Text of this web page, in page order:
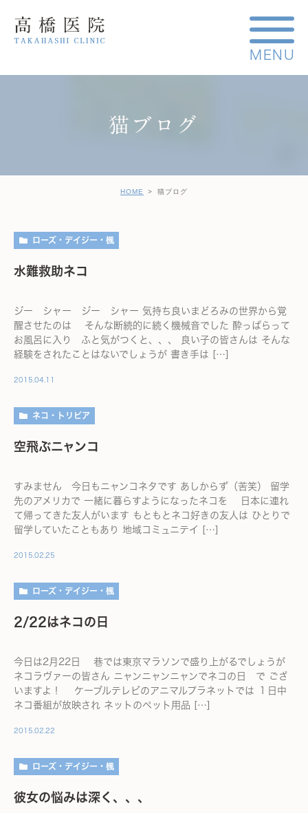
猫ブログ
HOME 猫ブログ
ローズ・デイジー・楓
水難救助ネコ
ジー シャー ジー シャー 気持ち良いまどろみの世界から覚
醒させたのは そんな断続的に続く機械音でした 酔っぱらって
お風呂に入り ふと気がつくと、、、 良い子の皆さんは そんな
経験をされたことはないでしょうが 書き手は […]
2015.04.11
ネコ・トリビア
空飛ぶニャンコ
すみません 今日もニャンコネタです あしからず（苦笑） 留学
先のアメリカで 一緒に暮らすようになったネコを 日本に連れ
て帰ってきた友人がいます もともとネコ好きの友人は ひとりで
留学していたこともあり 地域コミュニテイ […]
2015.02.25
ローズ・デイジー・楓
2/22はネコの日
今日は2月22日 巷では東京マラソンで盛り上がるでしょうが
ネコラヴァーの皆さん ニャンニャンニャンでネコの日 で ござ
いますよ！ ケーブルテレビのアニマルプラネットでは １日中
ネコ番組が放映され ネットのペット用品 […]
2015.02.22
ローズ・デイジー・楓
彼女の悩みは深く、、、